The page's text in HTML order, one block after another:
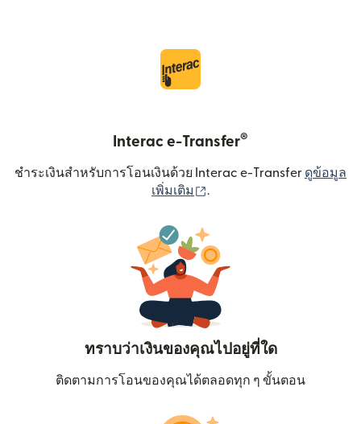
Interac e-Transfer®
ชำระเงินสำหรับการโอนเงินด้วย Interac e-Transfer ดูข้อมูล
เพิ่มเติม
.
ทราบว่าเงินของคุณไปอยู่ที่ใด
ติดตามการโอนของคุณได้ตลอดทุก ๆ ขั้นตอน